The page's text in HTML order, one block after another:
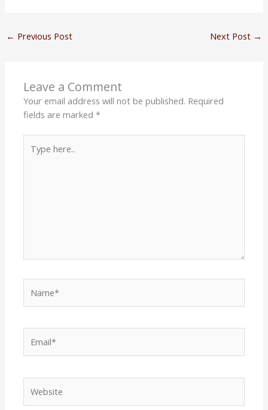
← Previous Post Next Post →
Leave a Comment
Your email address will not be published. Required
fields are marked*
here..